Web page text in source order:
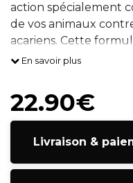
action spécialement
de vos animaux
acariens. Cette
défense efficace,
En savoir plus
22.90€
Livraison &